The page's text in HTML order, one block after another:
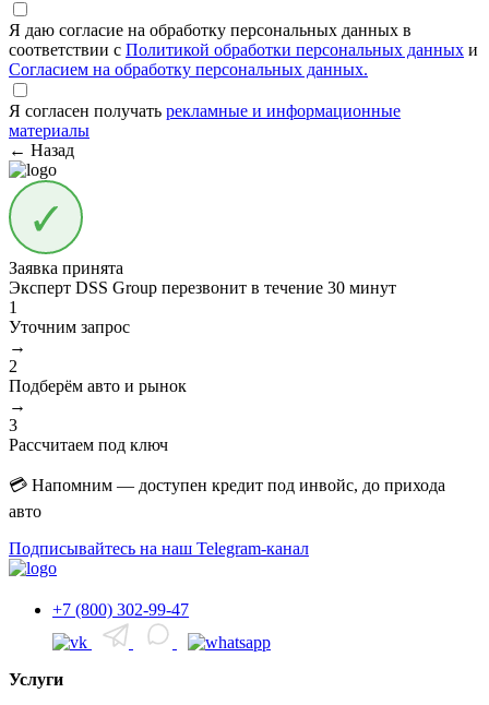
Я даю согласие на обработку персональных данных в
соответствии с Политикой обработки персональных данных и
Согласием на обработку персональных данных.
Я согласен получать рекламные и информационные
материалы
← Назад
Заявка принята
Эксперт DSS Group перезвонит в течение 30 минут
1
Уточним запрос
→
2
Подберём авто и рынок
→
3
Рассчитаем под ключ
💳 Напомним — доступен кредит под инвойс, до прихода
авто
Подписывайтесь на наш Telegram-канал
+7 (800) 302-99-47
Услуги